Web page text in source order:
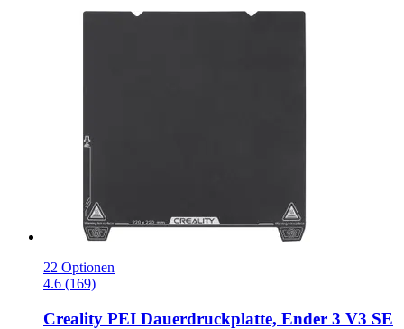
22 Optionen
4.6 (169)
Creality PEI Dauerdruckplatte, Ender 3 V3 SE